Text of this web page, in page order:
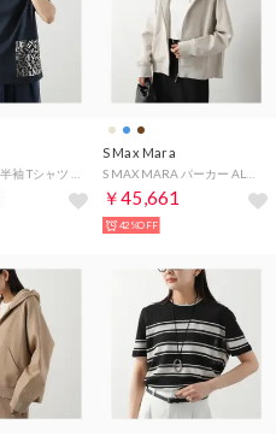
S Max Mara
￥45,661
42%OFF